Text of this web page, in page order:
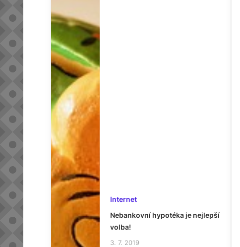
Internet
Nebankovní hypotéka je nejlepší
volba!
3. 7. 2019